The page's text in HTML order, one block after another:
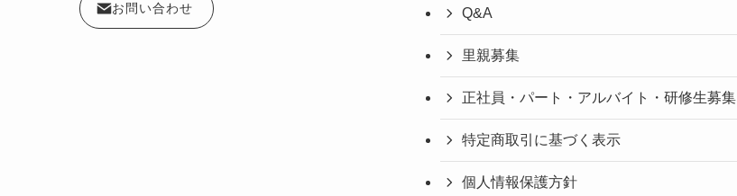
お問い合わせ Q&A
里親募集
正社員・パート・アルバイト・研修生募集
特定商取引に基づく表示
個人情報保護方針